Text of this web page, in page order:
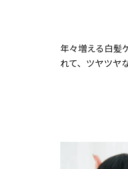
年々増える白髪
れて、ツヤツヤ